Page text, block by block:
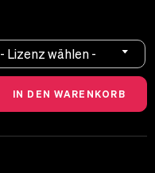
- Lizenz wählen -